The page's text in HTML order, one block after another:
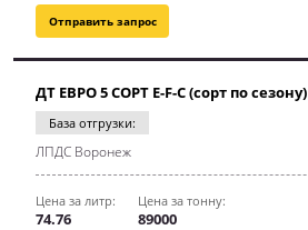
Отправить запрос
ДТ ЕВРО 5 СОРТ E-F-C (сорт по сезону)
База отгрузки:
ЛПДС Воронеж
Цена за литр:
74.76
Цена за тонну:
89000